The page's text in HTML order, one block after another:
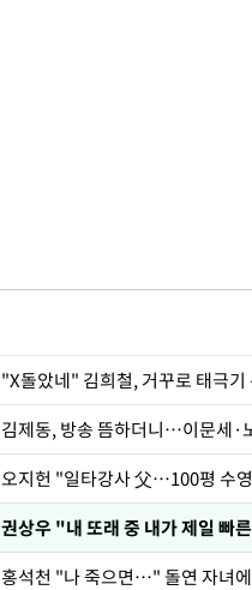
"X돌았네" 김희철, 거꾸로 태극
권상우 "내 또래 중 내가 제일 빠
홍석천 "나 죽으면…" 돌연 자녀